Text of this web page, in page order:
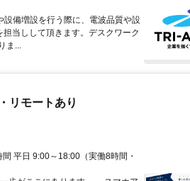
備増設を行う際に、電波品質や設
当しして頂きます。デスクワーク
ま...
リモートあり
平日 9:00～18:00（実働8時間・